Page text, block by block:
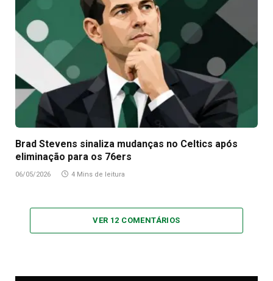
Brad Stevens sinaliza mudanças no Celtics após
eliminação para os 76ers
06/05/2026 4 Mins de leitura
VER 12 COMENTÁRIOS